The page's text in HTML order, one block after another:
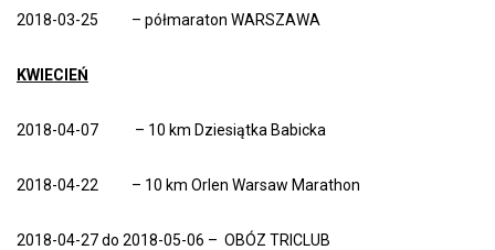
2018-03-25 – półmaraton WARSZAWA
KWIECIEŃ
2018-04-07 – 10 km Dziesiątka Babicka
2018-04-22 – 10 km Orlen Warsaw Marathon
2018-04-27 do 2018-05-06 – OBÓZ TRICLUB